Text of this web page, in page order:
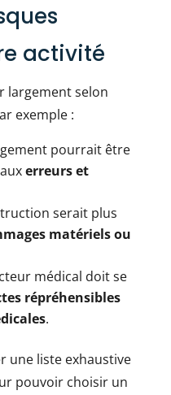
activité
largement selon
exemple :
pourrait être
erreurs et
serait plus
matériels ou
médical doit se
répréhensibles
.
une liste exhaustive
pouvoir choisir un